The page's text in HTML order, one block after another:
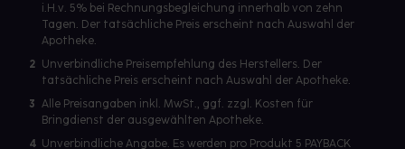
i.H.v. 5% bei Rechnungsbegleichung innerhalb von zehn
Tagen. Der tatsächliche Preis erscheint nach Auswahl der
Apotheke.
2 Unverbindliche Preisempfehlung des Herstellers. Der
tatsächliche Preis erscheint nach Auswahl der Apotheke.
3 Alle Preisangaben inkl. MwSt., ggf. zzgl. Kosten für
Bringdienst der ausgewählten Apotheke.
4 Unverbindliche Angabe. Es werden pro Produkt 5 PAYBACK